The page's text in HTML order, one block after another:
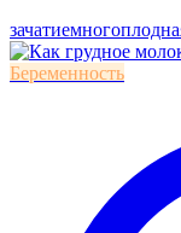
зачатие
Беременность